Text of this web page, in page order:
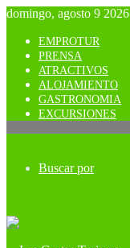
domingo, agosto 9 2026
EMPROTUR
PRENSA
ATRACTIVOS
ALOJAMIENTO
GASTRONOMIA
EXCURSIONES
Buscar por